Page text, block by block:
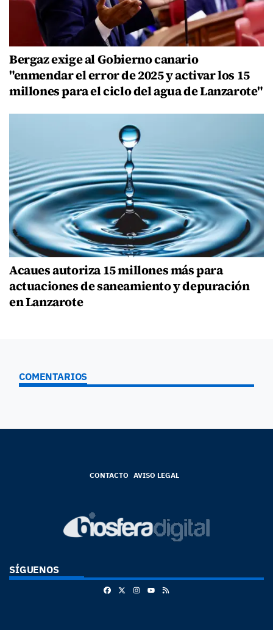
Bergaz exige al Gobierno canario
"enmendar el error de 2025 y activar los 15
millones para el ciclo del agua de Lanzarote"
Acaues autoriza 15 millones más para
actuaciones de saneamiento y depuración
en Lanzarote
COMENTARIOS
CONTACTO AVISO LEGAL
SÍGUENOS
FacebookInstagram